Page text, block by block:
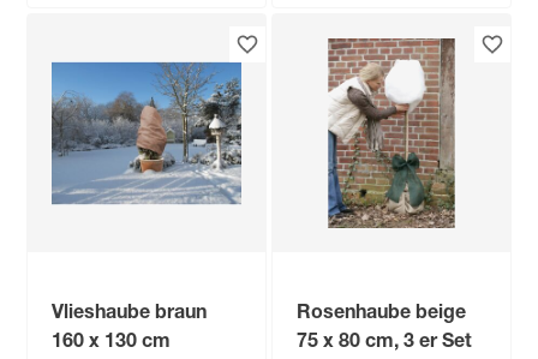
Vlieshaube braun
160 x 130 cm
Rosenhaube beige
75 x 80 cm, 3 er Set